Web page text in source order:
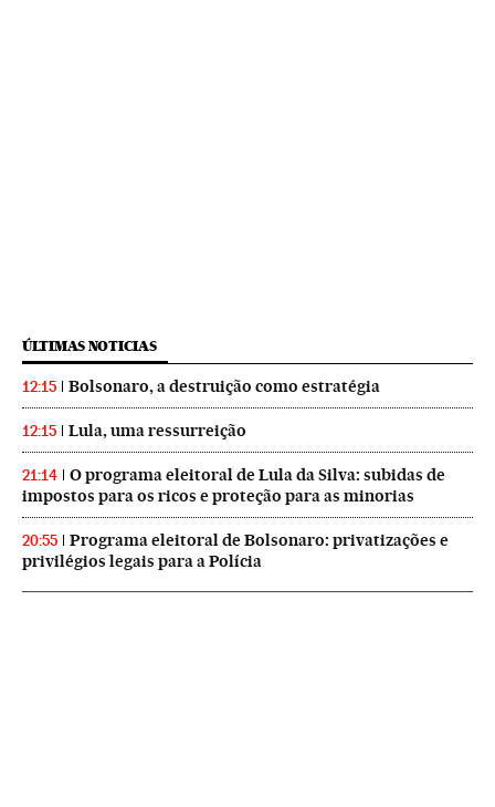
ÚLTIMAS NOTICIAS
12:15 Bolsonaro, a destruição como estratégia
12:15 Lula, uma ressurreição
21:14
O programa eleitoral de Lula da Silva: subidas de
impostos para os ricos e proteção para as minorias
20:55
Programa eleitoral de Bolsonaro: privatizações e
privilégios legais para a Polícia